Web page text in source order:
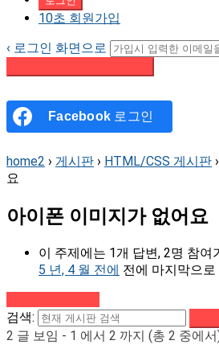
10초 회원가입
‹ 로그인 화면으로
Facebook 로그인
home2 › 게시판 › HTML/CSS 게시판 ›
요
아이폰 이미지가 없어요
이 주제에는 1개 답변, 2명 참여
5 년, 4 월 전에 전에 마지막으
검색:
2 글 보임 - 1 에서 2 까지 (총 2 중에서